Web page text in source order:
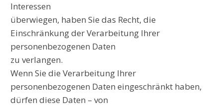
Interessen
überwiegen, haben Sie das Recht, die
Einschränkung der Verarbeitung Ihrer
personenbezogenen Daten
zu verlangen.
Wenn Sie die Verarbeitung Ihrer
personenbezogenen Daten eingeschränkt haben,
dürfen diese Daten – von